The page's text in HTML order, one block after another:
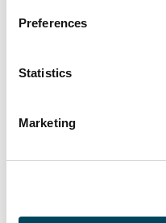
Preferences
Statistics
Marketing
vilket bidragit till att
bolag som
Jönköping city kan
och min familj
sidor av livet och